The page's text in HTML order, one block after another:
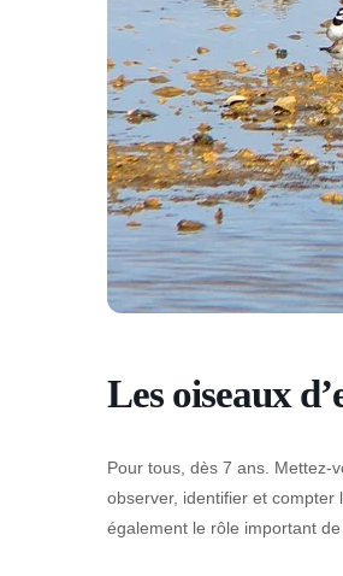
Les oiseaux
Pour tous, dès 7 ans. Mettez-
observer, identifier et compter
également le rôle important